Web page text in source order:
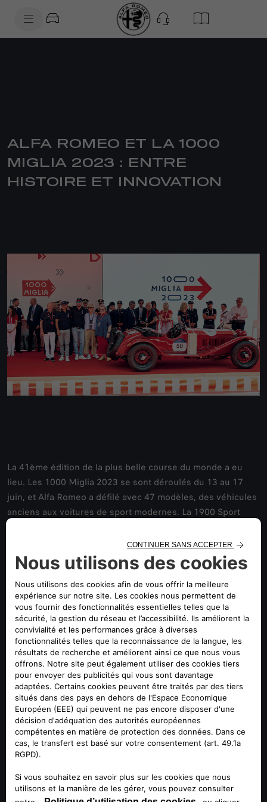
ALFA ROMEO ET LA 1000
MIGLIA 2023 : ENTRE
HISTOIRE ET INNOVATION
La 41ème édition de la plus belle course du monde a eu
lieu. Les 1000 Miglia 2023 se sont déroulés du 13 au 17
juin, et Alfa Romeo a défilé avec 47 modèles, des véhicules
anciens aux voitures de sport modernes. La 1900 Sport
Sprint (1956) ont été les modèles phares de cette édition,
ainsi que les nouvelles Giulia et Stelvio Quadrifoglio 100°
Anniversario - la Série Spéciale conçue pour célébrer le
centenaire du logo iconique.
Notre voyage a commencé à Brescia avec la traditionnelle
cérémonie de conformité - le rituel effectué pour confirmer
l'éligibilité des voitures - puis nous avons rejoint certaines
des plus belles villes d'Italie: Vérone, Rome, Sienne et
Milan. Nos voitures étaient conduites par des invités
spéciaux et des amoureux d'Alfa venus du monde entier,
tels que Tom Wlaschiha - acteur principal de Game of
Thrones et Stranger Things - et Ninacar Maria - célèbre
influenceur automobile.
convenait de rappeler qu'Alfa Romeo célébrait cette année
le 100 ème anniversaire du Quadrifoglio, le